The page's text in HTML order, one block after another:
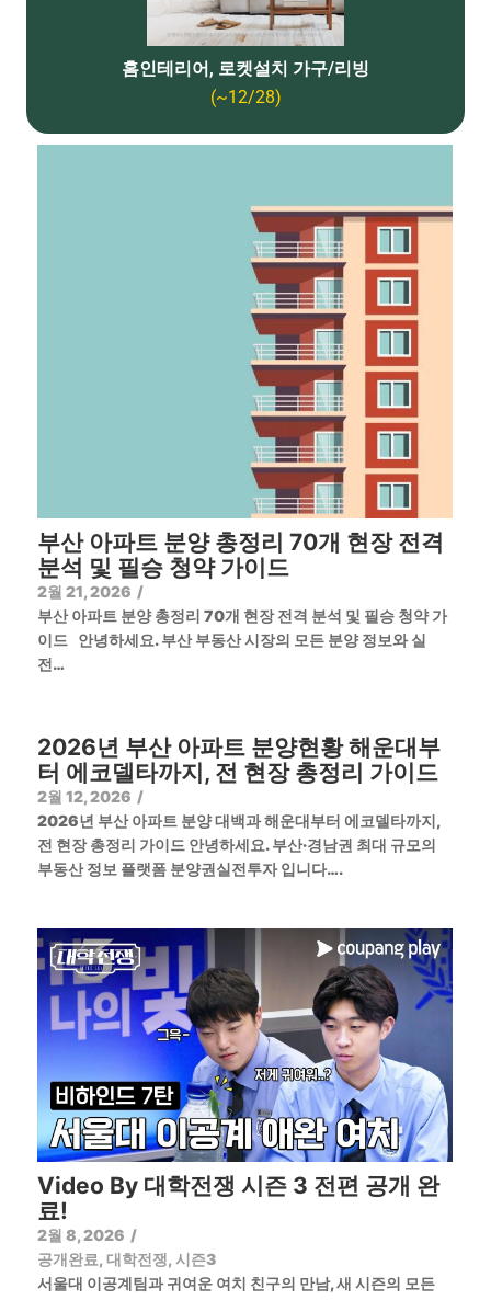
홈인테리어, 로켓설치 가구/리빙
(~12/28)
부산 아파트 분양 총정리 70개 현장 전격
분석 및 필승 청약 가이드
2월 21, 2026 /
부산 아파트 분양 총정리 70개 현장 전격 분석 및 필승 청약 가
이드 안녕하세요. 부산 부동산 시장의 모든 분양 정보와 실
전…
2026년 부산 아파트 분양현황 해운대부
터 에코델타까지, 전 현장 총정리 가이드
2월 12, 2026 /
2026년 부산 아파트 분양 대백과 해운대부터 에코델타까지,
전 현장 총정리 가이드 안녕하세요. 부산·경남권 최대 규모의
부동산 정보 플랫폼 분양권실전투자 입니다….
Video By 대학전쟁 시즌 3 전편 공개 완
료!
2월 8, 2026 /
공개완료, 대학전쟁, 시즌3
서울대 이공계팀과 귀여운 여치 친구의 만남, 새 시즌의 모든